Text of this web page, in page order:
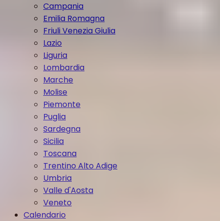
Campania
Emilia Romagna
Friuli Venezia Giulia
Lazio
Liguria
Lombardia
Marche
Molise
Piemonte
Puglia
Sardegna
Sicilia
Toscana
Trentino Alto Adige
Umbria
Valle d'Aosta
Veneto
Calendario